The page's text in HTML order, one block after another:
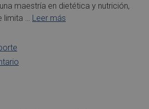
maestría en dietética y nutrición,
limita … Leer más